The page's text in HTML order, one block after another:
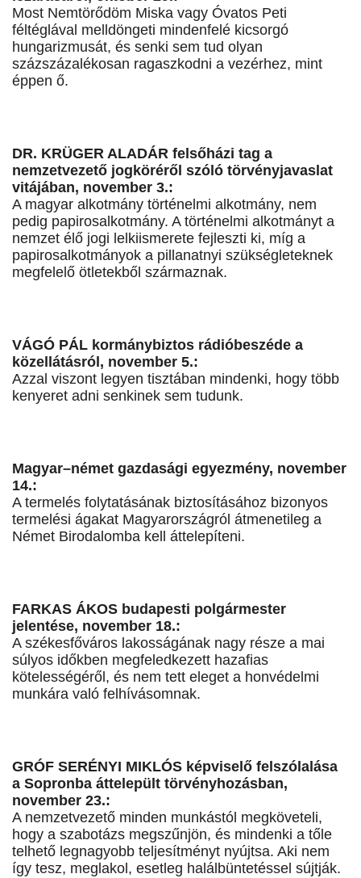
Most Nemtörődöm Miska vagy Óvatos Peti
féltéglával melldöngeti mindenfelé kicsorgó
hungarizmusát, és senki sem tud olyan
százszázalékosan ragaszkodni a vezérhez, mint
éppen ő.
DR. KRÜGER ALADÁR felsőházi tag a
nemzetvezető jogköréről szóló törvényjavaslat
vitájában, november 3.:
A magyar alkotmány történelmi alkotmány, nem
pedig papirosalkotmány. A történelmi alkotmányt a
nemzet élő jogi lelkiismerete fejleszti ki, míg a
papirosalkotmányok a pillanatnyi szükségleteknek
megfelelő ötletekből származnak.
VÁGÓ PÁL kormánybiztos rádióbeszéde a
közellátásról, november 5.:
Azzal viszont legyen tisztában mindenki, hogy több
kenyeret adni senkinek sem tudunk.
Magyar–német gazdasági egyezmény, november
14.:
A termelés folytatásának biztosításához bizonyos
termelési ágakat Magyarországról átmenetileg a
Német Birodalomba kell áttelepíteni.
FARKAS ÁKOS budapesti polgármester
jelentése, november 18.:
A székesfőváros lakosságának nagy része a mai
súlyos időkben megfeledkezett hazafias
kötelességéről, és nem tett eleget a honvédelmi
munkára való felhívásomnak.
GRÓF SERÉNYI MIKLÓS képviselő felszólalása
a Sopronba áttelepült törvényhozásban,
november 23.:
A nemzetvezető minden munkástól megköveteli,
hogy a szabotázs megszűnjön, és mindenki a tőle
telhető legnagyobb teljesítményt nyújtsa. Aki nem
így tesz, meglakol, esetleg halálbüntetéssel sújtják.